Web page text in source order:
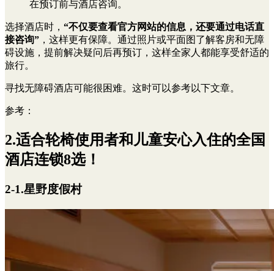
在预订前与酒店咨询。
选择酒店时， “不仅要查看官方网站的信息，还要通过电话直
接咨询” ，这样更有保障。通过照片或平面图了解客房和无障
碍设施，提前解决疑问后再预订，这样全家人都能享受舒适的
旅行。
寻找无障碍酒店可能很困难。这时可以参考以下文章。
参考：
2.适合轮椅使用者和儿童安心入住的全国
酒店连锁8选！
2-1.星野度假村